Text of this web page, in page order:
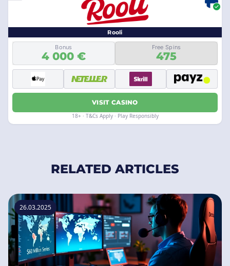
Rooli
Bonus
4 000 €
Free Spins
475
VISIT CASINO
18+ · T&Cs Apply · Play Responsibly
RELATED ARTICLES
26.03.2025